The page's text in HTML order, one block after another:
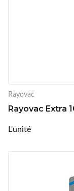
Rayovac
Rayovac Extra
L'unité